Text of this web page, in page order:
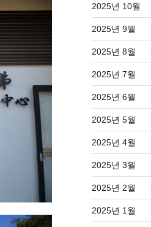
2025년 10월
2025년 9월
2025년 8월
2025년 7월
2025년 6월
2025년 5월
2025년 4월
2025년 3월
2025년 2월
2025년 1월